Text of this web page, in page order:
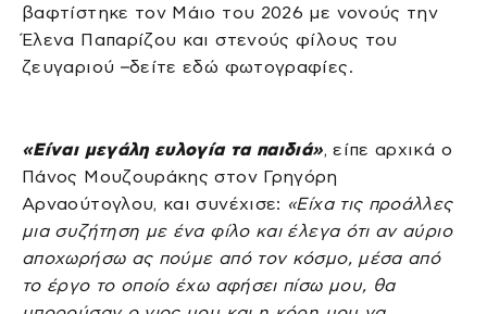
βαφτίστηκε τον Μάιο του 2026 με νονούς την
Έλενα Παπαρίζου και στενούς φίλους του
ζευγαριού –δείτε εδώ φωτογραφίες.
«Είναι μεγάλη ευλογία τα παιδιά», είπε αρχικά ο
Πάνος Μουζουράκης στον Γρηγόρη
Αρναούτογλου, και συνέχισε: «Είχα τις προάλλες
μια συζήτηση με ένα φίλο και έλεγα ότι αν αύριο
αποχωρήσω ας πούμε από τον κόσμο, μέσα από
το έργο το οποίο έχω αφήσει πίσω μου, θα